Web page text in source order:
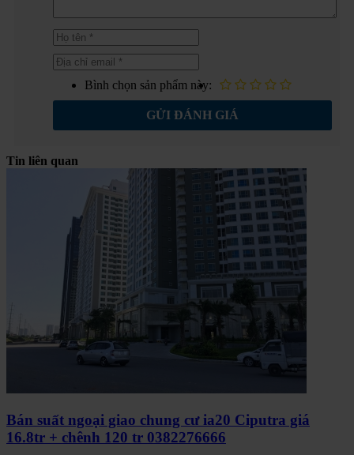
Bình chọn sản phẩm này:
GỬI ĐÁNH GIÁ
Tin liên quan
Bán suất ngoại giao chung cư ia20 Ciputra giá
16.8tr + chênh 120 tr 0382276666